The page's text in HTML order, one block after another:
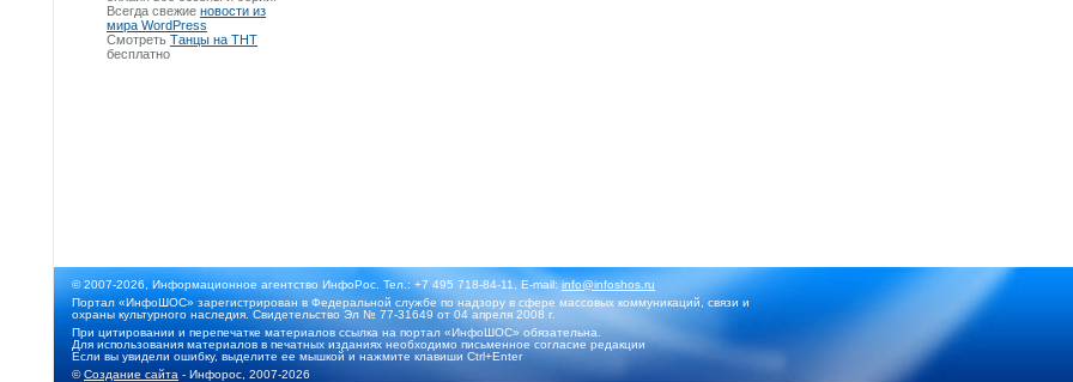
Всегда свежие новости из
мира WordPress
Смотреть Танцы на ТНТ
бесплатно
© 2007-2026, Информационное агентство ИнфоРос. Тел.: +7 495 718-84-11, E-mail:info@infoshos.ru
Портал «ИнфоШОС» зарегистрирован в Федеральной службе по надзору в сфере массовых коммуникаций, связи и
охраны культурного наследия. Свидетельство Эл № 77-31649 от 04 апреля 2008 г.
При цитировании и перепечатке материалов ссылка на портал «ИнфоШОС» обязательна.
Для использования материалов в печатных изданиях необходимо письменное согласие редакции
Если вы увидели ошибку, выделите ее мышкой и нажмите клавиши Ctrl+Enter
©Создание сайта - Инфорос, 2007-2026